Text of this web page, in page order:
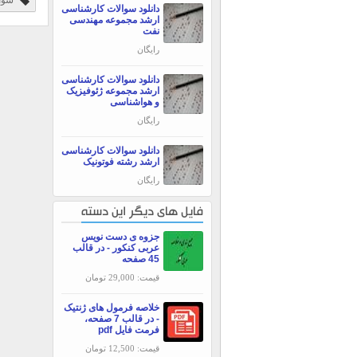
دانلود سوالات کارشناسی
ارشد مجموعه مهندسی
نفت
رایگان
دانلود سوالات کارشناسی
ارشد مجموعه ژئوفیزیک
و هواشناسی
رایگان
دانلود سوالات کارشناسی
ارشد رشته فوتونیک
رایگان
فایل های دیگر این دسته
جزوه ی دست نویس
عربی کنکور - در قالب
45 صفحه
قیمت: 29,000 تومان
خلاصه فرمول های ژنتیک
- در قالب 7 صفحه،
فرمت فایل pdf
قیمت: 12,500 تومان